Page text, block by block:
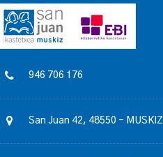
946 706 176
San Juan 42, 48550 – MUSKIZ